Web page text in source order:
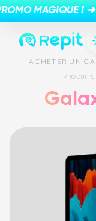
ACHETER UN